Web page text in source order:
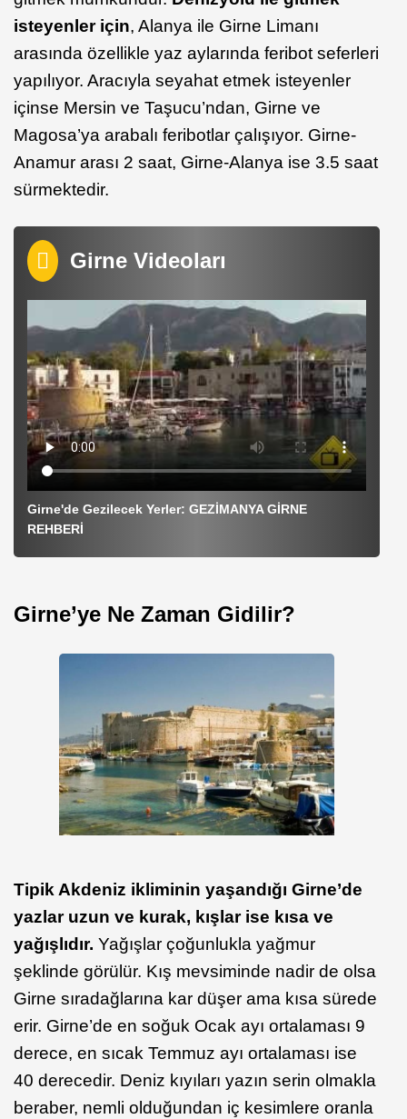
isteyenler için, Alanya ile Girne Limanı
arasında özellikle yaz aylarında feribot seferleri
yapılıyor. Aracıyla seyahat etmek isteyenler
içinse Mersin ve Taşucu’ndan, Girne ve
Magosa’ya arabalı feribotlar çalışıyor. Girne-
Anamur arası 2 saat, Girne-Alanya ise 3.5 saat
sürmektedir.
Girne Videoları
Girne'de Gezilecek Yerler: GEZİMANYA GİRNE
REHBERİ
Girne’ye Ne Zaman Gidilir?
Tipik Akdeniz ikliminin yaşandığı Girne’de
yazlar uzun ve kurak, kışlar ise kısa ve
yağışlıdır. Yağışlar çoğunlukla yağmur
şeklinde görülür. Kış mevsiminde nadir de olsa
Girne sıradağlarına kar düşer ama kısa sürede
erir. Girne’de en soğuk Ocak ayı ortalaması 9
derece, en sıcak Temmuz ayı ortalaması ise
40 derecedir. Deniz kıyıları yazın serin olmakla
beraber, nemli olduğundan iç kesimlere oranla